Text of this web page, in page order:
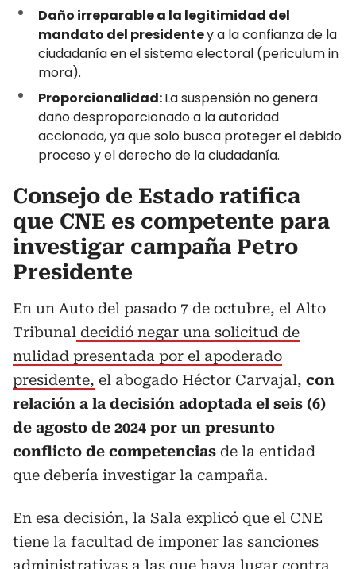
Daño irreparable a la legitimidad del
mandato del presidentey a la confianza de la
ciudadanía en el sistema electoral (periculum in
mora).
Proporcionalidad:La suspensión no genera
daño desproporcionado a la autoridad
accionada, ya que solo busca proteger el debido
proceso y el derecho de la ciudadanía.
Consejo de Estado ratifica
que CNE es competente para
investigar campaña Petro
Presidente
En un Auto del pasado 7 de octubre, el Alto
Tribunal decidió negar una solicitud de
nulidad presentada por el apoderado
presidente, el abogado Héctor Carvajal, con
relación a la decisión adoptada el seis (6)
de agosto de 2024 por un presunto
conflicto de competencias de la entidad
que debería investigar la campaña.
En esa decisión, la Sala explicó que el CNE
tiene la facultad de imponer las sanciones
administrativas a las que haya lugar contra